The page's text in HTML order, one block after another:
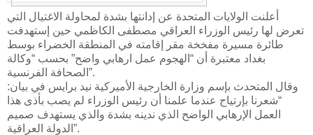
أعلنت الولايات المتحدة عن إدانتها بشدة لمحاولة الاغتيال التي
تعرض لها رئيس الوزراء العراقي مصطفى الكاظمي حين إستهدفت
طائرة مسيرة مفخخة مقر إقامته في المنطقة الخضراء بوسط
بغداد معتبرة أن “الهجوم عمل ارهابي واضح” بحسب “وكالة
الصحافة الفرنسية”.
وقال المتحدث بإسم وزارة الخارجية الأميركية نيد برايس في بيان:
“شعرنا بإرتياح عندما علمنا أن رئيس الوزراء لم يصب بأذى هذا
العمل الإرهابي الواضح الذي ندينه بشدة والذي يستهدف صميم
الدولة العراقية”.